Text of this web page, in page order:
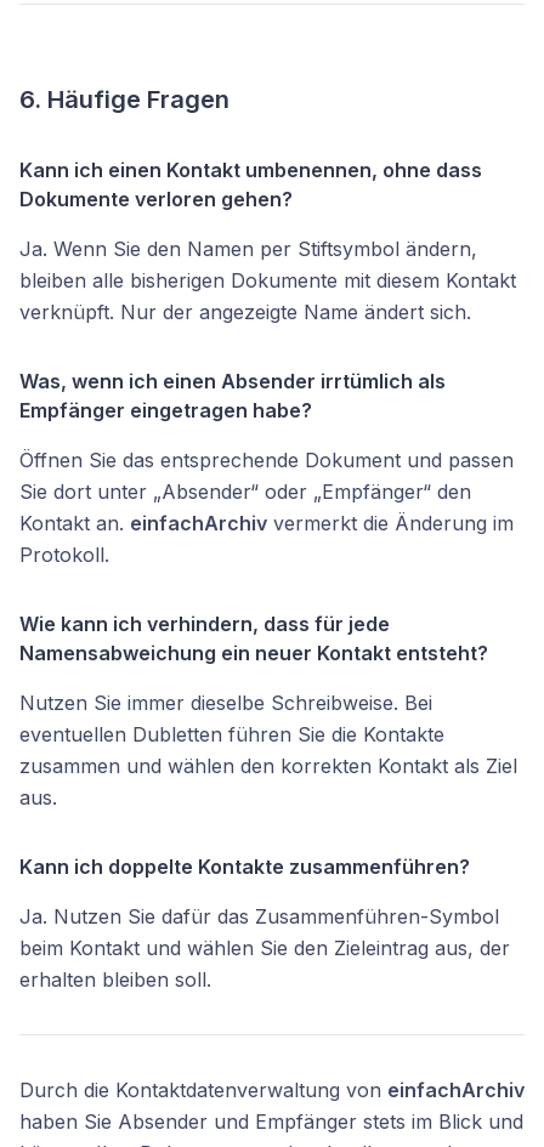
6. Häufige Fragen
Kann ich einen Kontakt umbenennen, ohne dass
Dokumente verloren gehen?
Ja. Wenn Sie den Namen per Stiftsymbol ändern,
bleiben alle bisherigen Dokumente mit diesem Kontakt
verknüpft. Nur der angezeigte Name ändert sich.
Was, wenn ich einen Absender irrtümlich als
Empfänger eingetragen habe?
Öffnen Sie das entsprechende Dokument und passen
Sie dort unter „Absender“ oder „Empfänger“ den
Kontakt an. einfachArchiv vermerkt die Änderung im
Protokoll.
Wie kann ich verhindern, dass für jede
Namensabweichung ein neuer Kontakt entsteht?
Nutzen Sie immer dieselbe Schreibweise. Bei
eventuellen Dubletten führen Sie die Kontakte
zusammen und wählen den korrekten Kontakt als Ziel
aus.
Kann ich doppelte Kontakte zusammenführen?
Ja. Nutzen Sie dafür das Zusammenführen-Symbol
beim Kontakt und wählen Sie den Zieleintrag aus, der
erhalten bleiben soll.
Durch die Kontaktdatenverwaltung von einfachArchiv
haben Sie Absender und Empfänger stets im Blick und